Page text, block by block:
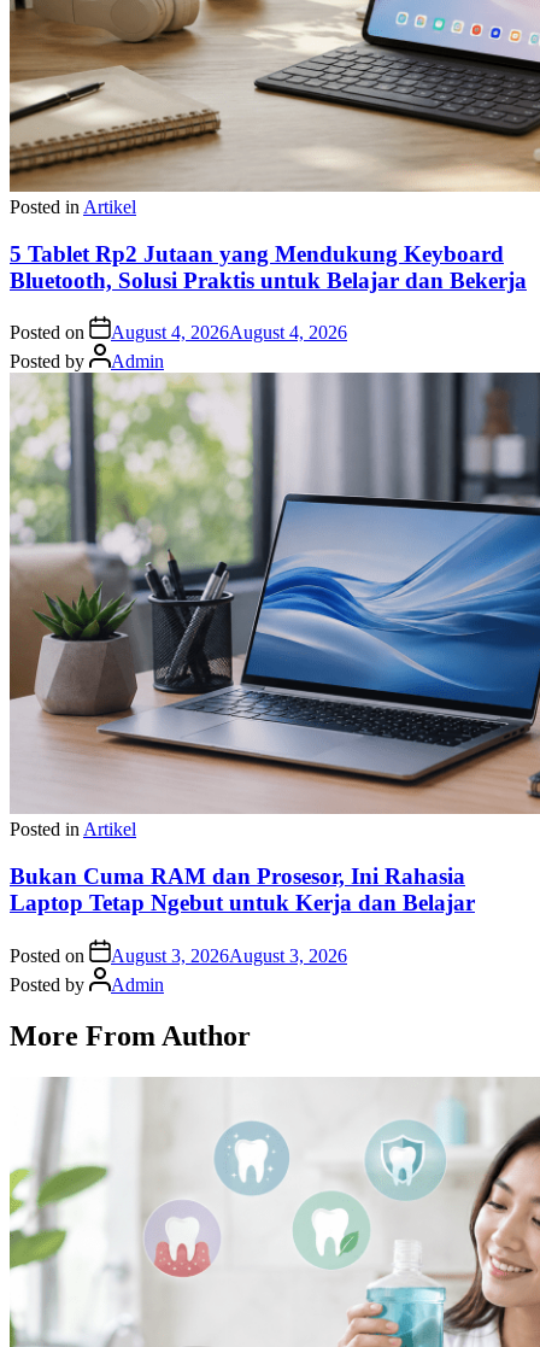
Posted in Artikel
5 Tablet Rp2 Jutaan yang Mendukung Keyboard
Bluetooth, Solusi Praktis untuk Belajar dan Bekerja
Posted on August 4, 2026August 4, 2026
Posted by
Admin
Posted inArtikel
Bukan Cuma RAM dan Prosesor, Ini Rahasia
Laptop Tetap Ngebut untuk Kerja dan Belajar
Posted on August 3, 2026August 3, 2026
Posted by
Admin
More From Author